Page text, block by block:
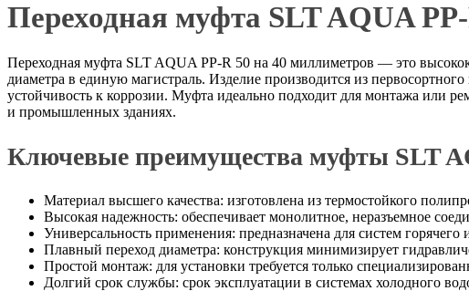
Переходная муфта SLT AQUA
Переходная муфта SLT AQUA PP-R 50 на 40 миллиметров — это
диаметра в единую магистраль. Изделие производится из
устойчивость к коррозии. Муфта идеально подходит для монтажа или
и промышленных зданиях.
Ключевые преимущества муфты SLT
Материал высшего качества: изготовлена из термостойкого
Высокая надежность: обеспечивает монолитное, неразъемное
Универсальность применения: предназначена для систем
Плавный переход диаметра: конструкция минимизирует
Простой монтаж: для установки требуется только
Долгий срок службы: срок эксплуатации в системах холодного